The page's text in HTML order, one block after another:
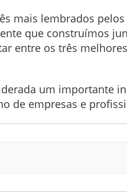
mais lembrados
que construímos
entre os três
um importante
de empresas e